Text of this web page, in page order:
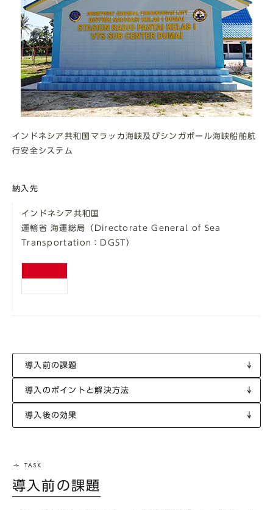
インドネシア共和国マラッカ海峡及びシンガポール海峡船舶航
行安全システム
納入先
インドネシア共和国
運輸省 海運総局（Directorate General of Sea
Transportation：DGST）
導入前の課題
導入のポイントと解決方法
導入後の効果
導入前の課題